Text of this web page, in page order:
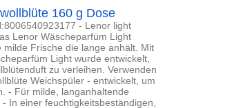
160 g Dose
- Lenor light
Lenor Wäscheparfüm Light
Frische die lange anhält. Mit
Light wurde entwickelt,
zu verleihen. Verwenden
Weichspüler - entwickelt, um
- Für milde, langanhaltende
In einer feuchtigkeitsbeständigen,